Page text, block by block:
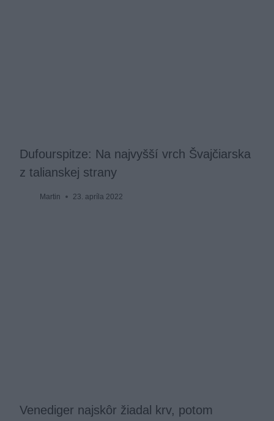
Dufourspitze: Na najvyšší vrch Švajčiarska
z talianskej strany
Martin 23. apríla 2022
Venediger najskôr žiadal krv, potom